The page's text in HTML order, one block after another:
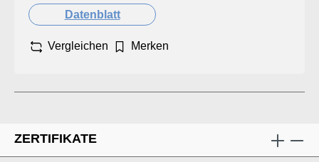
Datenblatt
Vergleichen Merken
ZERTIFIKATE